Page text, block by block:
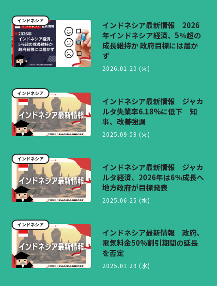
インドネシア
インドネシア最新情報 2026
年インドネシア経済、5％超の
成長維持か 政府目標には届か
ず
2026.01.20 (火)
インドネシア
インドネシア最新情報 ジャカ
ルタ失業率6.18%に低下 知
事、改善強調
2025.09.09 (火)
インドネシア
インドネシア最新情報 ジャカ
ルタ経済、2026年は6％成長へ
地方政府が目標発表
2025.06.25 (水)
インドネシア
インドネシア最新情報 政府、
電気料金50%割引期間の延長
を否定
2025.01.29 (水)